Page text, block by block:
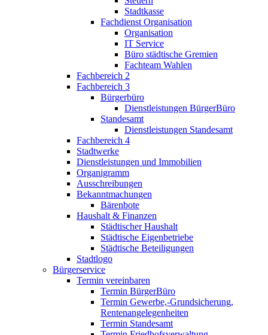
Stadtkasse
Fachdienst Organisation
Organisation
IT Service
Büro städtische Gremien
Fachteam Wahlen
Fachbereich 2
Fachbereich 3
Bürgerbüro
Dienstleistungen BürgerBüro
Standesamt
Dienstleistungen Standesamt
Fachbereich 4
Stadtwerke
Dienstleistungen und Immobilien
Organigramm
Ausschreibungen
Bekanntmachungen
Bärenbote
Haushalt & Finanzen
Städtischer Haushalt
Städtische Eigenbetriebe
Städtische Beteiligungen
Stadtlogo
Bürgerservice
Termin vereinbaren
Termin BürgerBüro
Termin Gewerbe,-Grundsicherung,
Rentenangelegenheiten
Termin Standesamt